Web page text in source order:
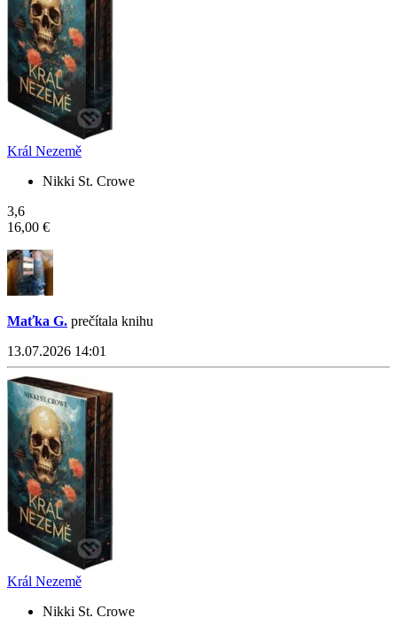
Král Nezemě
Nikki St. Crowe
3,6
16,00 €
Maťka G. prečítala knihu
13.07.2026 14:01
Král Nezemě
Nikki St. Crowe